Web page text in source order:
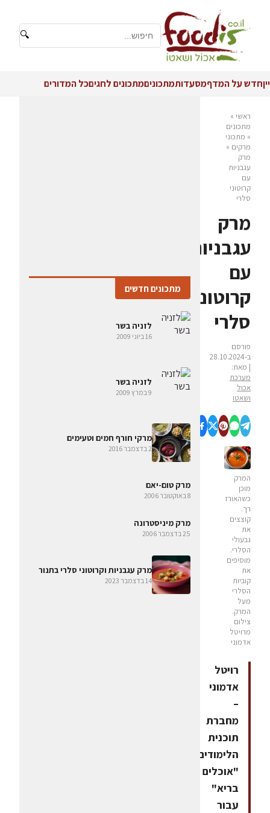
🔍
ייןחדש על המדףמסעדותמתכוניםמתכונים לחגיםכל המדורים
ראשי »
מתכונים
» מתכוני
מרקים »
מרק
עגבניות
עם
קרוטוני
סלרי
מרק
עגבניות
עם
קרוטוני
סלרי
פורסם
ב-28.10.2024
| מאת:
מערכת
אכול
ושאטו
המרק
מוכן
כשהאורז
רך.
קוצצים
את
גבעולי
הסלרי.
מוסיפים
את
קוביות
הסלרי
מעל
המרק.
צילום
מרויטל
אדמוני
רויטל
אדמוני
–
מחברת
תוכנית
הלימודים
"אוכלים
בריא"
עבור
מתכונים חדשים
לזניה בשר
16 ביוני 2009
לזניה בשר
9 במרץ 2009
מרקי חורף חמים וטעימים
2 בדצמבר 2016
מרק טום-יאם
8 באוקטובר 2006
מרק מיניסטרונה
25 בדצמבר 2006
מרק עגבניות וקרוטוני סלרי בתנור
14 בדצמבר 2023